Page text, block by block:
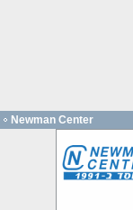
Newman Center